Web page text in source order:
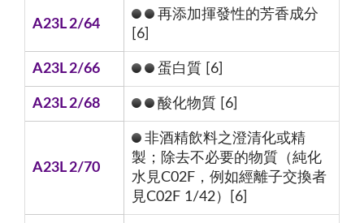
A23L 2/64
再添加揮發性的芳香成分
[6]
A23L 2/66 蛋白質 [6]
A23L 2/68 酸化物質 [6]
A23L 2/70
非酒精飲料之澄清化或精
製；除去不必要的物質（純化
水見C02F，例如經離子交換者
見C02F 1/42）[6]